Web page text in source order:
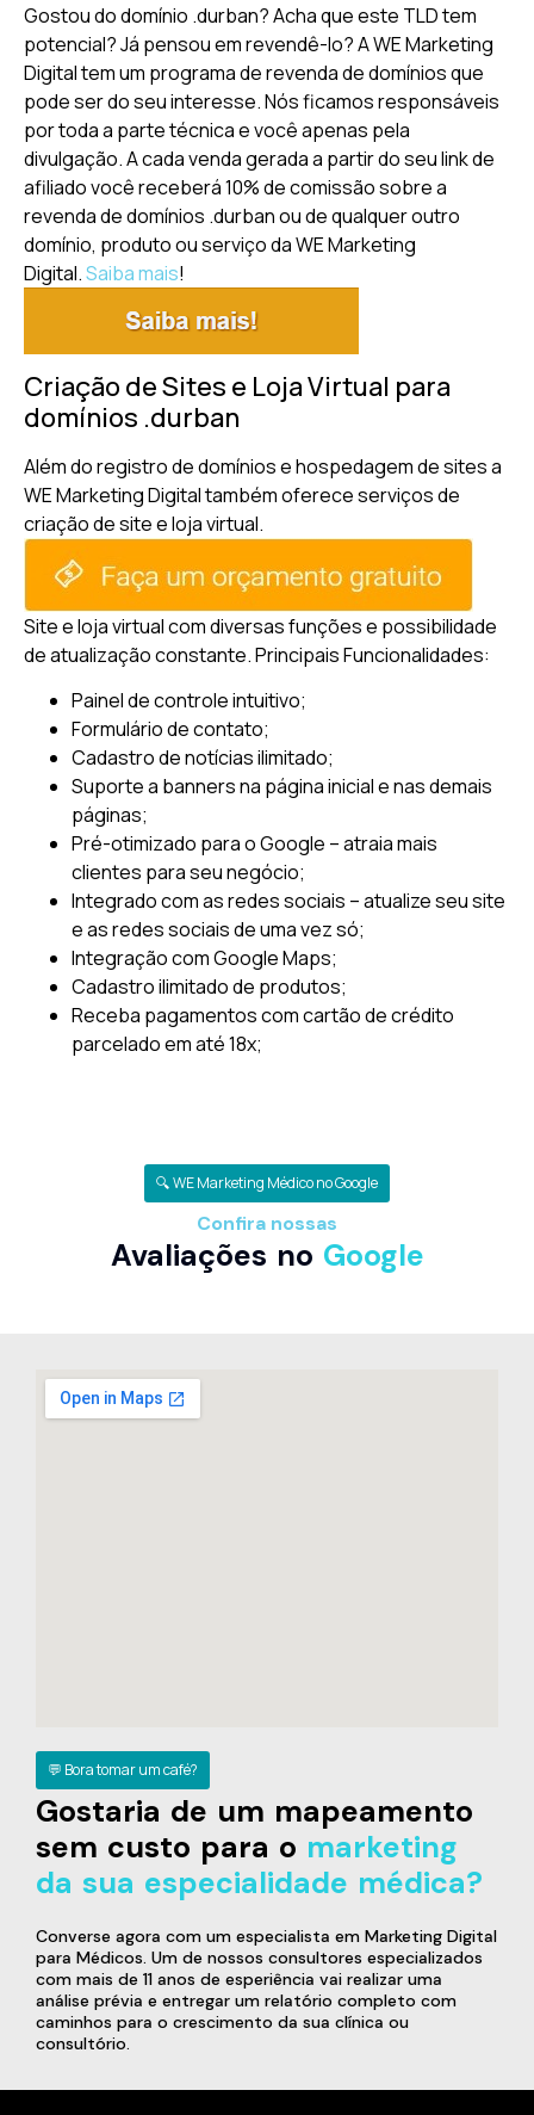
Gostou do domínio .durban? Acha que este TLD tem
potencial? Já pensou em revendê-lo? A WE Marketing
Digital tem um programa de revenda de domínios que
pode ser do seu interesse. Nós ficamos responsáveis
por toda a parte técnica e você apenas pela
divulgação. A cada venda gerada a partir do seu link de
afiliado você receberá 10% de comissão sobre a
revenda de domínios .durban ou de qualquer outro
domínio, produto ou serviço da WE Marketing
Digital.Saiba mais!
Criação de Sites e Loja Virtual para
domínios .durban
Além do registro de domínios e hospedagem de sites a
WE Marketing Digital também oferece serviços de
criação de site e loja virtual.
Site e loja virtual com diversas funções e possibilidade
de atualização constante.Principais Funcionalidades:
Painel de controle intuitivo;
Formulário de contato;
Cadastro de notícias ilimitado;
Suporte a banners na página inicial e nas demais
páginas;
Pré-otimizado para o Google – atraia mais
clientes para seu negócio;
Integrado com as redes sociais – atualize seu site
e as redes sociais de uma vez só;
Integração com Google Maps;
Cadastro ilimitado de produtos;
Receba pagamentos com cartão de crédito
parcelado em até 18x;
🔍 WE Marketing Médico no Google
Confira nossas
Avaliações no Google
💬 Bora tomar um café?
Gostaria de um mapeamento
sem custo para o marketing
da sua especialidade médica?
Converse agora com um especialista em Marketing Digital
para Médicos. Um de nossos consultores especializados
com mais de 11 anos de esperiência vai realizar uma
análise prévia e entregar um relatório completo com
caminhos para o crescimento da sua clínica ou
consultório.